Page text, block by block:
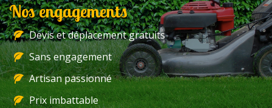
Nos engagements
Devis et déplacement gratuits
Sans engagement
Artisan passionné
Prix imbattable